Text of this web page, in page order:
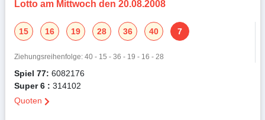
Lotto am Mittwoch den 20.08.2008
15 16 19 28 36 40 7
Ziehungsreihenfolge: 40 - 15 - 36 - 19 - 16 - 28
Spiel 77: 6082176
Super 6 : 314102
Quoten